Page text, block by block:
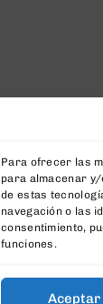
Para ofrecer las
para almacenar
de estas
navegación o las
consentimiento,
funciones.
Aceptar